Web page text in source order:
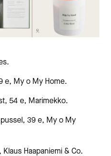
e, My o My Home.
54 e, Marimekko.
39 e, My o My
Haapaniemi & Co.